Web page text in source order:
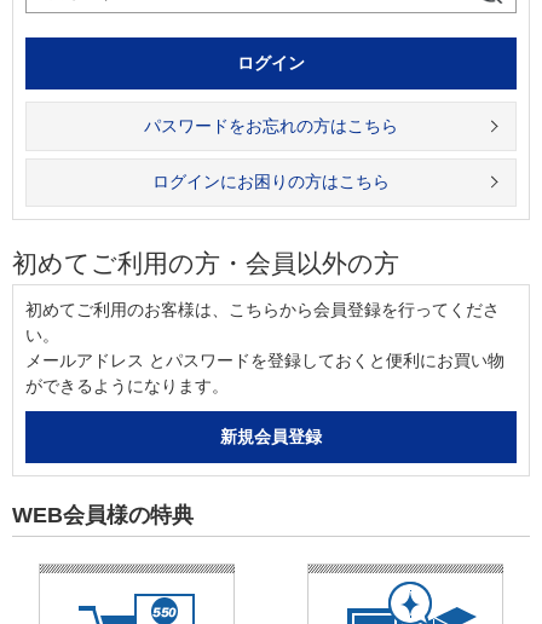
パスワードをお忘れの方はこちら
ログインにお困りの方はこちら
初めてご利用の方・会員以外の方
初めてご利用のお客様は、こちらから会員登録を行ってくださ
い。
メールアドレス とパスワードを登録しておくと便利にお買い物
ができるようになります。
WEB会員様の特典